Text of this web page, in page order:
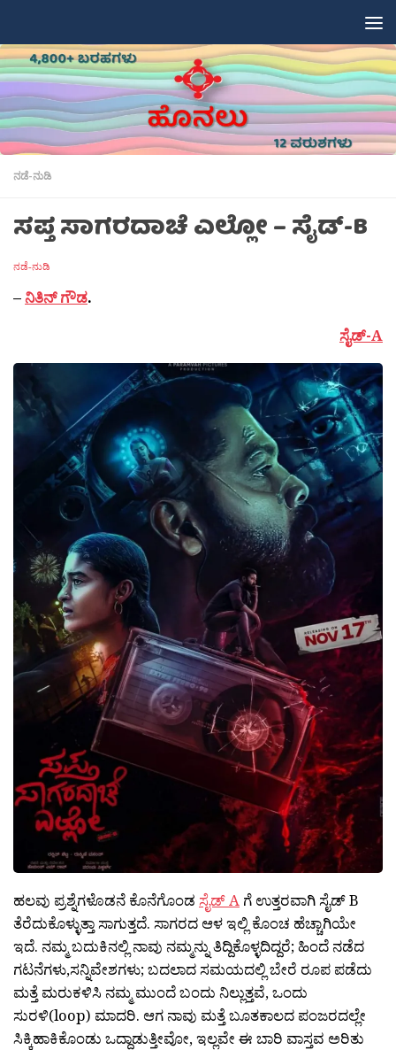
ನಡೆ-ನುಡಿ
ಸಪ್ತ ಸಾಗರದಾಚೆ ಎಲ್ಲೋ – ಸೈಡ್-B
ನಡೆ-ನುಡಿ
–ನಿತಿನ್ ಗೌಡ.
ಸೈಡ್-A
ಹಲವು ಪ್ರಶ್ನೆಗಳೊಡನೆ ಕೊನೆಗೊಂಡ‌ ಸೈಡ್ A ಗೆ‌‌‌ ಉತ್ತರವಾಗಿ ಸೈಡ್ B
ತೆರೆದುಕೊಳ್ಳುತ್ತಾ ಸಾಗುತ್ತದೆ. ಸಾಗರದ ಆಳ ಇಲ್ಲಿ ಕೊಂಚ ಹೆಚ್ಚಾಗಿಯೇ
ಇದೆ. ನಮ್ಮ ಬದುಕಿನಲ್ಲಿ ನಾವು ನಮ್ಮನ್ನು ತಿದ್ದಿಕೊಳ್ಳದಿದ್ದರೆ; ಹಿಂದೆ ನಡೆದ
ಗಟನೆಗಳು,ಸನ್ನಿವೇಶಗಳು; ಬದಲಾದ ಸಮಯದಲ್ಲಿ ಬೇರೆ ರೂಪ‌ ಪಡೆದು
ಮತ್ತೆ ಮರುಕಳಿಸಿ ನಮ್ಮ ಮುಂದೆ ಬಂದು‌ ನಿಲ್ಲುತ್ತವೆ, ಒಂದು‌
ಸುರಳಿ(loop) ಮಾದರಿ. ಆಗ ನಾವು ಮತ್ತೆ ಬೂತಕಾಲದ ಪಂಜರದಲ್ಲೇ
ಸಿಕ್ಕಿಹಾಕಿಕೊಂಡು ಒದ್ದಾಡುತ್ತೀವೋ, ಇಲ್ಲವೇ ಈ ಬಾರಿ ವಾಸ್ತವ ಅರಿತು